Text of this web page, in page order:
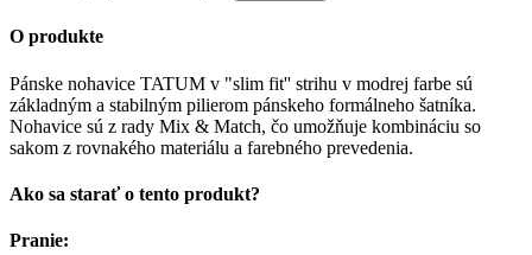
O produkte
Pánske nohavice TATUM v "slim fit'' strihu v modrej farbe sú
základným a stabilným pilierom pánskeho formálneho šatníka.
Nohavice sú z rady Mix & Match, čo umožňuje kombináciu so
sakom z rovnakého materiálu a farebného prevedenia.
Ako sa starať o tento produkt?
Pranie: